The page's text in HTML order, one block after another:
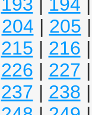
204 | 205
215 | 216
226 | 227
237 | 238